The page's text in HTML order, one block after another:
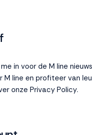
in voor de M line
line en profiteer van
onze Privacy Policy.